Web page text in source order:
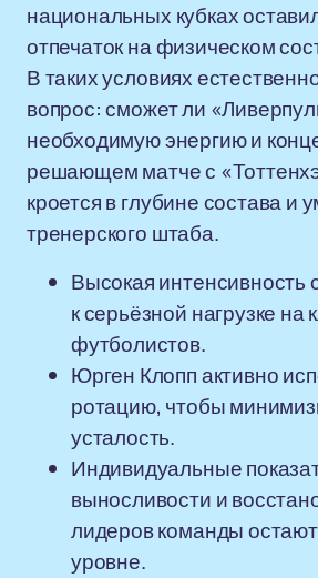
национальных кубках
отпечаток на физическом
В таких условиях
вопрос: сможет ли
необходимую энергию и
решающем матче с
кроется в глубине состава и
тренерского штаба.
Высокая интенсивность
к серьёзной нагрузке на
футболистов.
Юрген Клопп активно
ротацию, чтобы
усталость.
Индивидуальные
выносливости и
лидеров команды
уровне.